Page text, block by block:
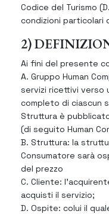
Codice del Turismo
condizioni particolari
2)
Ai fini del presente
A. Gruppo Human
servizi ricettivi verso
completo di ciascun
Struttura è
(di seguito Human
B. Struttura: la
Consumatore sarà
del prezzo
C. Cliente:
acquisti il servizio;
D. Ospite: colui il